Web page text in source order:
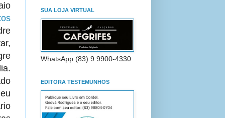
SUA LOJA VIRTUAL
WhatsApp (83) 9 9900-4330
EDITORA TESTEMUNHOS